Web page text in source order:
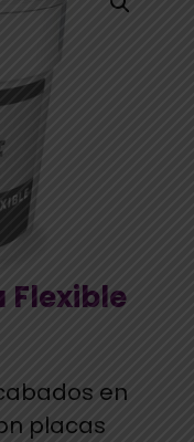
Flexible
en
placas